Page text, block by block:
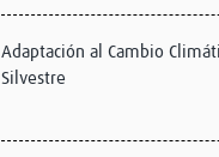
Adaptación al Cambio
Silvestre